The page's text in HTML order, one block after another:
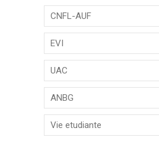
CNFL-AUF
EVI
UAC
ANBG
Vie etudiante